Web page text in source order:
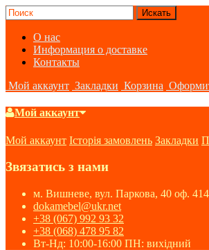
О нас
Информация о доставке
Контакты
Мой аккаунт Закладки Корзина
Мой аккаунт
Мой аккаунт Історія замовлень Закладки
Звязатись з нами
м. Вишневе, вул. Паркова, 40 оф.
dokamebel@ukr.net
+38 (067) 992 93 32
+38 (068) 478 95 82
Вт-Нд: 10:00-16:00 ПН: вихідний